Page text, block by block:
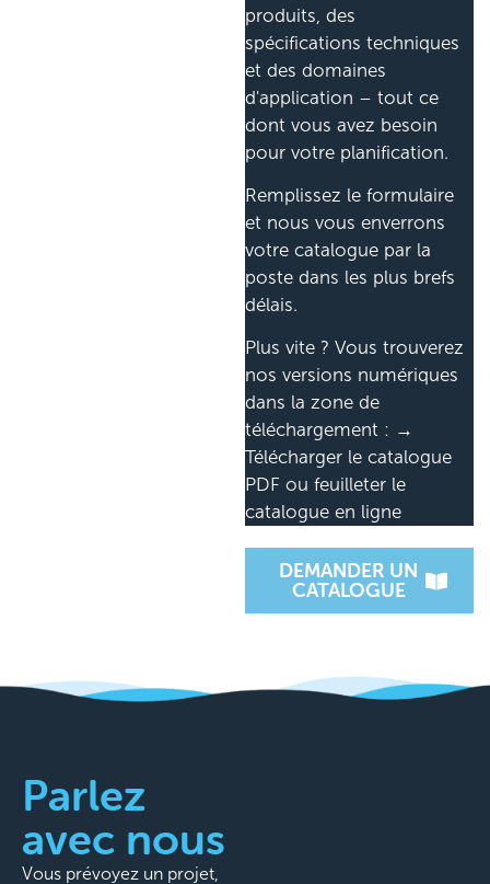
produits, des
spécifications techniques
et des domaines
d'application – tout ce
dont vous avez besoin
pour votre planification.
Remplissez le formulaire
et nous vous enverrons
votre catalogue par la
poste dans les plus brefs
délais.
Plus vite ? Vous trouverez
nos versions numériques
dans la zone de
téléchargement : →
Télécharger le catalogue
PDF ou feuilleter le
catalogue en ligne
DEMANDER UN
CATALOGUE
Parlez
avec nous
Vous prévoyez un projet,